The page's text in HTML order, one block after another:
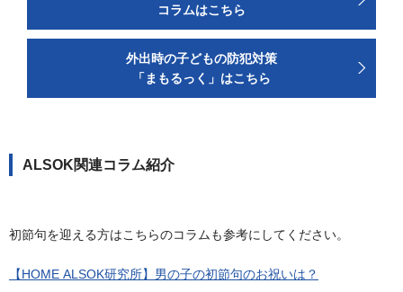
コラムはこちら
外出時の子どもの防犯対策
「まもるっく」はこちら
ALSOK関連コラム紹介
初節句を迎える方はこちらのコラムも参考にしてください。
【HOME ALSOK研究所】男の子の初節句のお祝いは？